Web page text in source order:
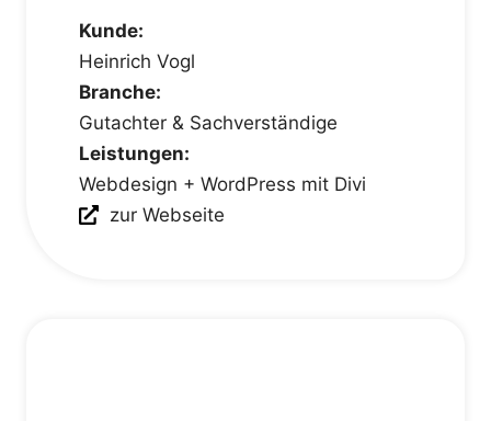
Kunde:
Heinrich Vogl
Branche:
Gutachter & Sachverständige
Leistungen:
Webdesign + WordPress mit Divi
zur Webseite